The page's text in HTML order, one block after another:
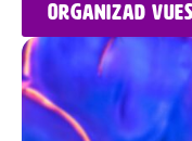
Organizad